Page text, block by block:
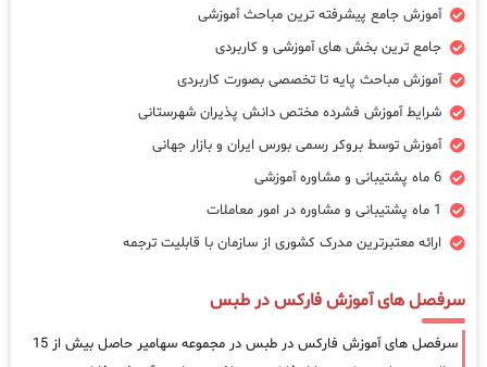
آموزش جامع پیشرفته ترین مباحث آموزشی
جامع ترین بخش های آموزشی و کاربردی
آموزش مباحث پایه تا تخصصی بصورت کاربردی
شرایط آموزش فشرده مختص دانش پذیران شهرستانی
آموزش توسط بروکر رسمی بورس ایران و بازار جهانی
6 ماه پشتیبانی و مشاوره آموزشی
1 ماه پشتیبانی و مشاوره در امور معاملات
ارائه معتبرترین مدرک کشوری از سازمان با قابلیت ترجمه
سرفصل های آموزش فارکس در طبس
سرفصل های آموزش فارکس در طبس در مجموعه سهامیر حاصل بیش از 15